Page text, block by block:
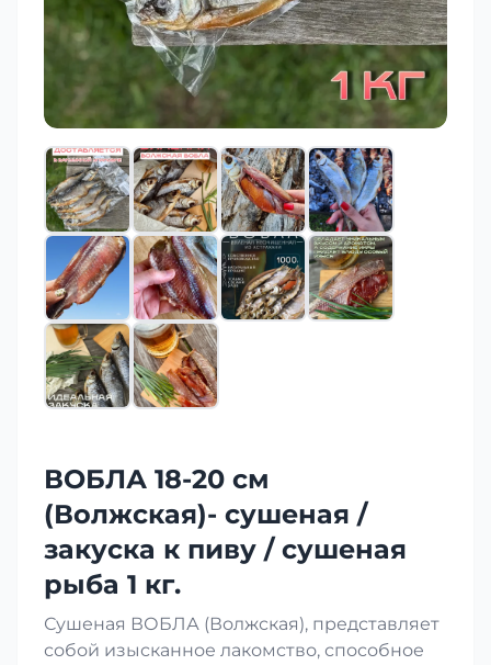
ВОБЛА 18-20 см
(Волжская)- сушеная /
закуска к пиву / сушеная
рыба 1 кг.
Сушеная ВОБЛА (Волжская), представляет
собой изысканное лакомство, способное